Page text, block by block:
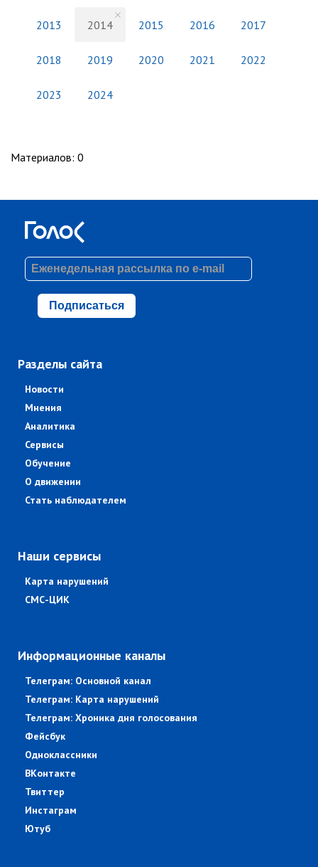
2013 2014 2015 2016 2017
2018 2019 2020 2021 2022
2023 2024
Материалов: 0
Подписаться
Разделы сайта
Новости
Мнения
Аналитика
Сервисы
Обучение
О движении
Стать наблюдателем
Наши сервисы
Карта нарушений
СМС-ЦИК
Информационные каналы
Телеграм: Основной канал
Телеграм: Карта нарушений
Телеграм: Хроника дня голосования
Фейсбук
Одноклассники
ВКонтакте
Твиттер
Инстаграм
Ютуб